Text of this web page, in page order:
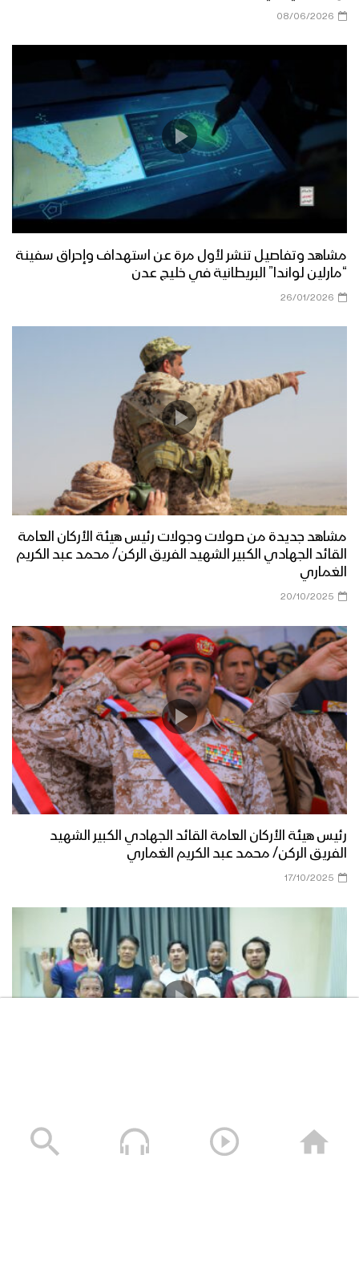
08/06/2026
مشاهد وتفاصيل تنشر لأول مرة عن استهداف وإحراق سفينة
“مارلين لواندا” البريطانية في خليج عدن
26/01/2026
مشاهد جديدة من صولات وجولات رئيس هيئة الأركان العامة
القائد الجهادي الكبير الشهيد الفريق الركن/ محمد عبد الكريم
الغماري
20/10/2025
رئيس هيئة الأركان العامة القائد الجهادي الكبير الشهيد
الفريق الركن/ محمد عبد الكريم الغماري
17/10/2025
التي اغرقتها القوات المسلحة اليمنية